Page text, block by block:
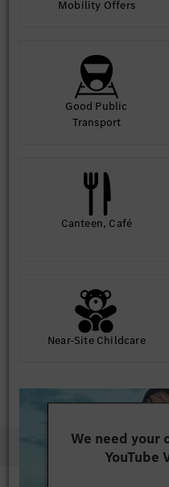
Mobility Offers
Good Public
Transport
Canteen, Café
Near-Site Childcare
We need your
YouTube